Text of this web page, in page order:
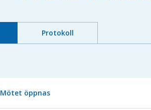
Protokoll
Mötet öppnas